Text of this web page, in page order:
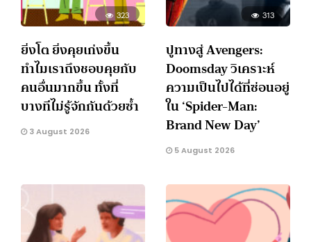
323
ยิ่งโต ยิ่งคุยเก่งขึ้น
ทำไมเราถึงชอบคุยกับ
คนอื่นมากขึ้น ทั้งที่
บางทีไม่รู้จักกันด้วยซ้ำ
3 August 2026
313
ปูทางสู่ Avengers:
Doomsday วิเคราะห์
ความเป็นไปได้ที่ซ่อนอยู่
ใน ‘Spider-Man:
Brand New Day’
5 August 2026